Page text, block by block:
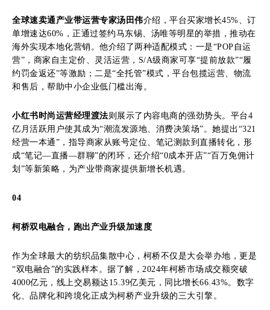
全球速卖通产业带运营专家汤田伟介绍，平台买家增长45%、订
单增速达60%，正通过签约马东锡、汤唯等明星的举措，推动在
海外实现本地化营销。他介绍了两种适配模式：一是“POP自运
营”，商家自主定价、灵活运营，S/A级商家可享“提前放款”“履
约罚金返还”等激励；二是“全托管”模式，平台包揽运营、物流
和售后，帮助中小企业低门槛出海。
小红书时尚运营经理渡法则展示了内容电商的强劲势头。平台4
亿月活跃用户使其成为“潮流发源地、消费决策场”。她提出“321
经营一本通”，指导商家从账号定位、笔记测款到直播转化，形
成“笔记—直播—群聊”的闭环，还介绍“0成本开店”“百万免佣计
划”等新策略，为产业带商家提供新增长机遇。
04
柯桥双电融合，跑出产业升级加速度
作为全球最大的纺织品集散中心，柯桥不仅是大会举办地，更是
“双电融合”的实践样本。据了解，2024年柯桥市场成交额突破
4000亿元，线上交易额达15.39亿美元，同比增长66.43%。数字
化、品牌化和跨境化正成为柯桥产业升级的三大引擎。